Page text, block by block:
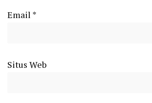
Email *
Situs Web